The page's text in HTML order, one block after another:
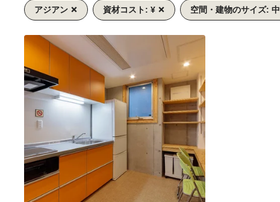
アジアン 資材コスト: ¥ 空間・建物のサイズ: 中
へ
へ